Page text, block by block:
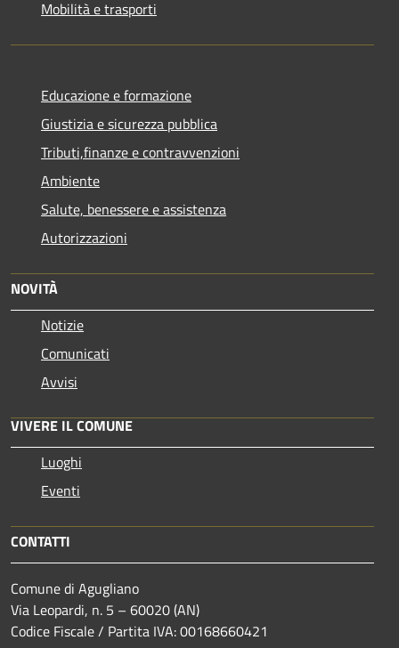
Mobilità e trasporti
Educazione e formazione
Giustizia e sicurezza pubblica
Tributi,finanze e contravvenzioni
Ambiente
Salute, benessere e assistenza
Autorizzazioni
NOVITÀ
Notizie
Comunicati
Avvisi
VIVERE IL COMUNE
Luoghi
Eventi
CONTATTI
Comune di Agugliano
Via Leopardi, n. 5 – 60020 (AN)
Codice Fiscale / Partita IVA: 00168660421